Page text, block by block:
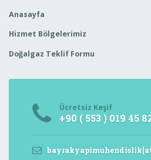
Anasayfa
Hizmet Bölgelerimiz
Doğalgaz Teklif Formu
Ücretsiz Keşif
+90 ( 553 ) 019 45